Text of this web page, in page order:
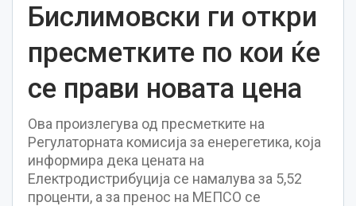
Бислимовски ги откри
пресметките по кои ќе
се прави новата цена
Ова произлегува од пресметките на
Регулаторната комисија за енерегетика, која
информира дека цената на
Електродистрибуција се намалува за 5,52
проценти, а за пренос на МЕПСО се